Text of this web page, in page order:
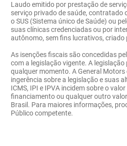
Laudo emitido por prestação de
serviço privado de saúde, contratado
o SUS (Sistema único de Saúde) ou
suas clínicas credenciadas ou por
autônomo, sem fins lucrativos, criado
As isenções fiscais são concedidas
com a legislação vigente. A legislação
qualquer momento. A General
ingerência sobre a legislação e suas
ICMS, IPI e IPVA incidem sobre o
financiamento ou qualquer outro
Brasil. Para maiores informações,
Público competente.